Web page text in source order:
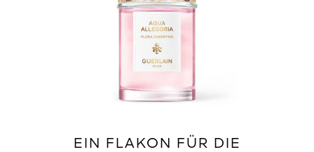
EIN FLAKON FÜR DIE